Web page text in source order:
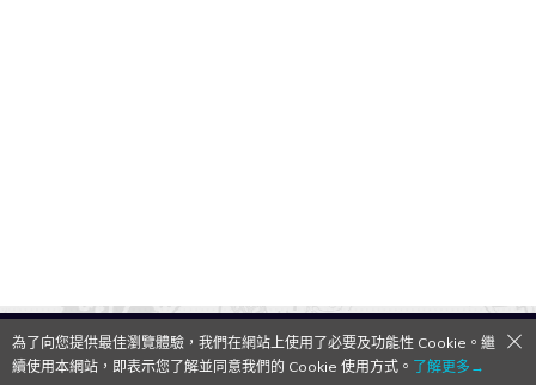
QooApp Limited © 2026
為了向您提供最佳瀏覽體驗，我們在網站上使用了必要及功能性 Cookie。繼
續使用本網站，即表示您了解並同意我們的 Cookie 使用方式。 了解更多→